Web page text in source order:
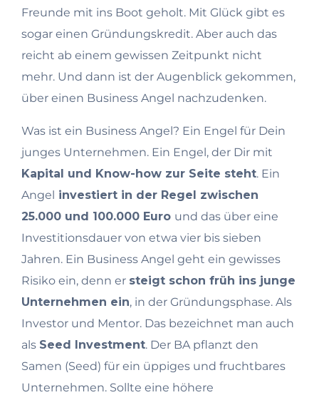
Freunde mit ins Boot geholt. Mit Glück gibt es
sogar einen Gründungskredit. Aber auch das
reicht ab einem gewissen Zeitpunkt nicht
mehr. Und dann ist der Augenblick gekommen,
über einen Business Angel nachzudenken.
Was ist ein Business Angel? Ein Engel für Dein
junges Unternehmen. Ein Engel, der Dir mit
Kapital und Know-how zur Seite steht. Ein
Angel investiert in der Regel zwischen
25.000 und 100.000 Euro und das über eine
Investitionsdauer von etwa vier bis sieben
Jahren. Ein Business Angel geht ein gewisses
Risiko ein, denn er steigt schon früh ins junge
Unternehmen ein, in der Gründungsphase. Als
Investor und Mentor. Das bezeichnet man auch
als Seed Investment. Der BA pflanzt den
Samen (Seed) für ein üppiges und fruchtbares
Unternehmen. Sollte eine höhere